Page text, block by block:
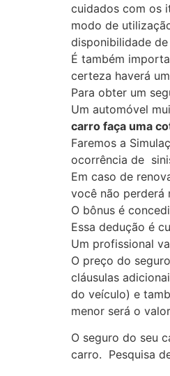
cuidados com os
modo de
disponibilidade
É também
certeza haverá
Para obter um
Um automóvel
carro faça uma
Faremos a
ocorrência de
Em caso de
você não perderá
O bônus é
Essa dedução é
Um profissional
O preço do
cláusulas
do veículo) e
menor será o
O seguro do seu
carro. Pesquisa